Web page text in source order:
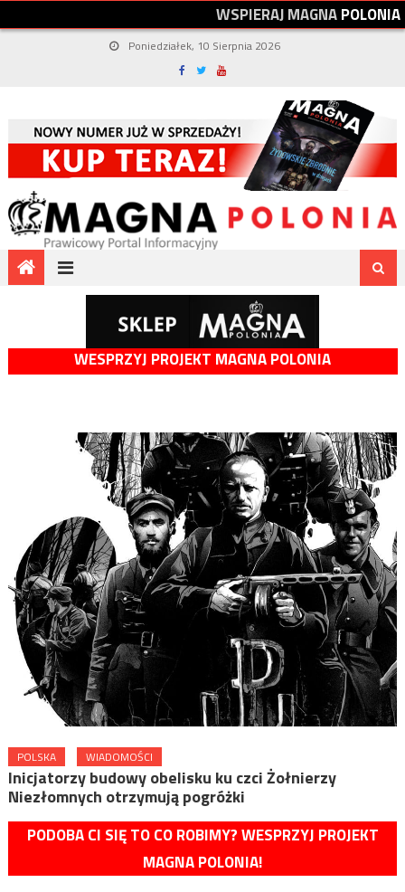
WSPIERAJMAGNAPOLONIA
Poniedziałek, 10 Sierpnia 2026
WESPRZYJ PROJEKT MAGNA POLONIA
POLSKA WIADOMOŚCI
Inicjatorzy budowy obelisku ku czci Żołnierzy
Niezłomnych otrzymują pogróżki
PODOBA CI SIĘ TO CO ROBIMY? WESPRZYJ PROJEKT
MAGNA POLONIA!